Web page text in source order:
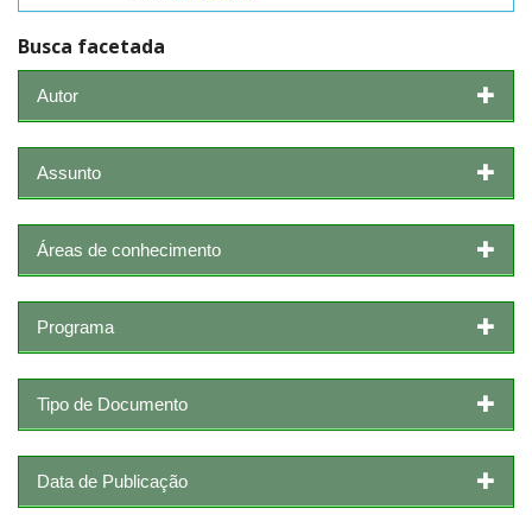
Busca facetada
Autor
Assunto
Áreas de conhecimento
Programa
Tipo de Documento
Data de Publicação